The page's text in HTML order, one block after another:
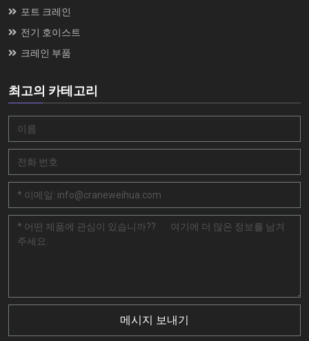
포트 크레인
전기 호이스트
크레인 부품
최고의 카테고리
메시지 보내기